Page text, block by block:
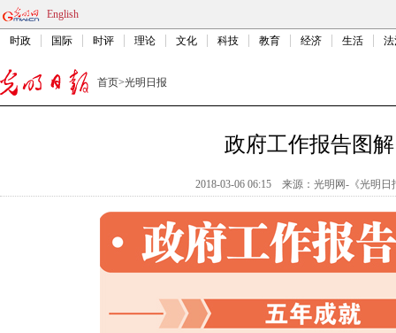
English
时政 国际 时评 理论 文化 科技 教育 经济 生活
首页>光明日报
政府工作报告图解
2018-03-06 06:15 来源： 光明网-《光明日